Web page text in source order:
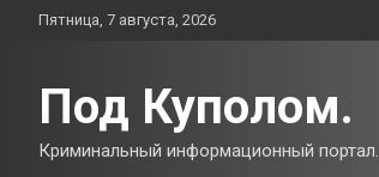
ПерейтиПятница, 7 августа, 2026
Под Куполом.
Криминальный информационный портал.